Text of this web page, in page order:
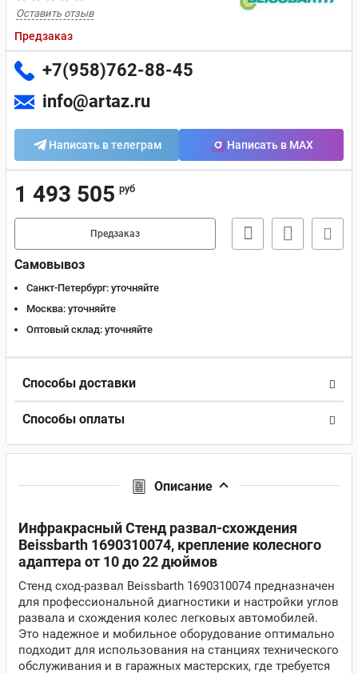
Оставить отзыв
Предзаказ
+7(958)762-88-45
info@artaz.ru
Написать в телеграм Написать в MAX
1 493 505 руб
Предзаказ
Самовывоз
Санкт-Петербург: уточняйте
Москва: уточняйте
Оптовый склад: уточняйте
Способы доставки
Способы оплаты
Описание
Инфракрасный Стенд развал-схождения
Beissbarth 1690310074, крепление колесного
адаптера от 10 до 22 дюймов
Стенд сход-развал Beissbarth 1690310074 предназначен
для профессиональной диагностики и настройки углов
развала и схождения колес легковых автомобилей.
Это надежное и мобильное оборудование оптимально
подходит для использования на станциях технического
обслуживания и в гаражных мастерских, где требуется